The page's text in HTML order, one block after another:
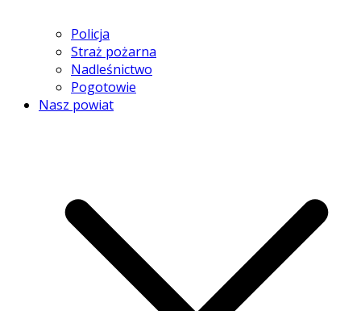
Policja
Straż pożarna
Nadleśnictwo
Pogotowie
Nasz powiat